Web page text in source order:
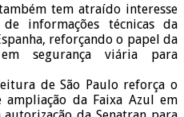
tem atraído interesse
informações técnicas da
reforçando o papel da
segurança viária para
de São Paulo reforça o
da Faixa Azul em